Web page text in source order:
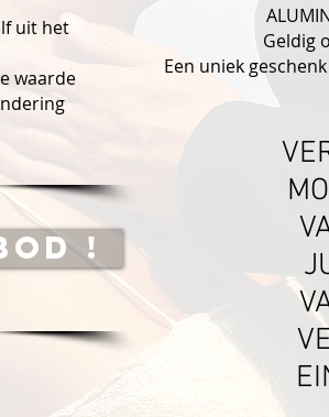
uit het
waarde
!
Geldig
Een uniek